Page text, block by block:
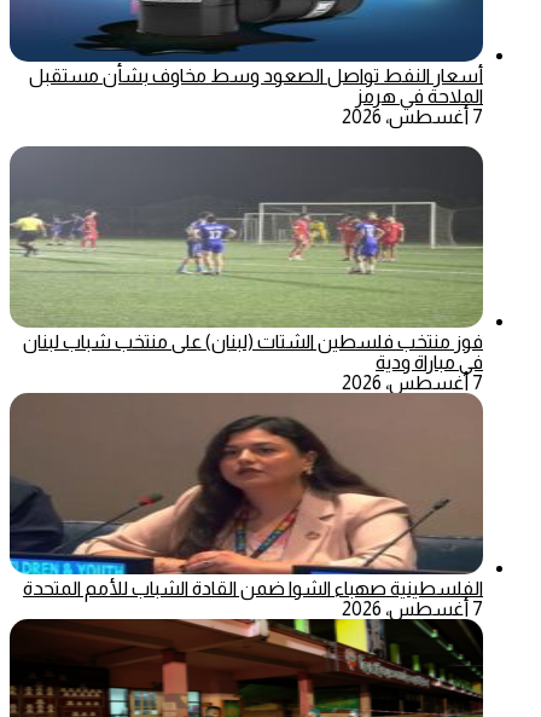
أسعار النفط تواصل الصعود وسط مخاوف بشأن مستقبل
الملاحة في هرمز
7 أغسطس، 2026
فوز منتخب فلسطين الشتات (لبنان) على منتخب شباب لبنان
في مباراة ودية
7 أغسطس، 2026
الفلسطينية صهباء الشوا ضمن القادة الشباب للأمم المتحدة
7 أغسطس، 2026